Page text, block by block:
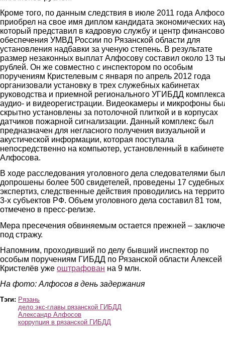
Кроме того, по данным следствия в июле 2011 года
приобрел на свое имя диплом кандидата экономических
который представил в кадровую службу и центр
обеспечения УМВД России по Рязанской области для
установления надбавки за ученую степень. В результате
размер незаконных выплат Алфосову составил около 13
рублей. Он же совместно с инспектором по особым
поручениям Кристелевым с января по апрель 2012 года
организовали установку в трех служебных кабинетах
руководства и приемной регионального УГИБДД комплекса
аудио- и видеорегистрации. Видеокамеры и микрофоны
скрытно установлены за потолочной плиткой и в корпусах
датчиков пожарной сигнализации. Данный комплекс был
предназначен для негласного получения визуальной и
акустической информации, которая поступала
непосредственно на компьютер, установленный в кабинете
Алфосова.
В ходе расследования уголовного дела следователями
допрошены более 500 свидетелей, проведены 17 судебных
экспертиз, следственные действия проводились на
3-х субъектов РФ. Объем уголовного дела составил 81 том,
отмечено в пресс-релизе.
Мера пресечения обвиняемым остается прежней –
под стражу.
Напомним, проходивший по делу бывший инспектор по
особым поручениям ГИБДД по Рязанской области Алексей
Кристелёв уже оштрафован на 9 млн.
На фото: Алфосов в день задержания
Тэги: Рязань
дело экс-главы рязанской ГИБДД
Александр Алфосов
коррупция в рязанской ГИБДД